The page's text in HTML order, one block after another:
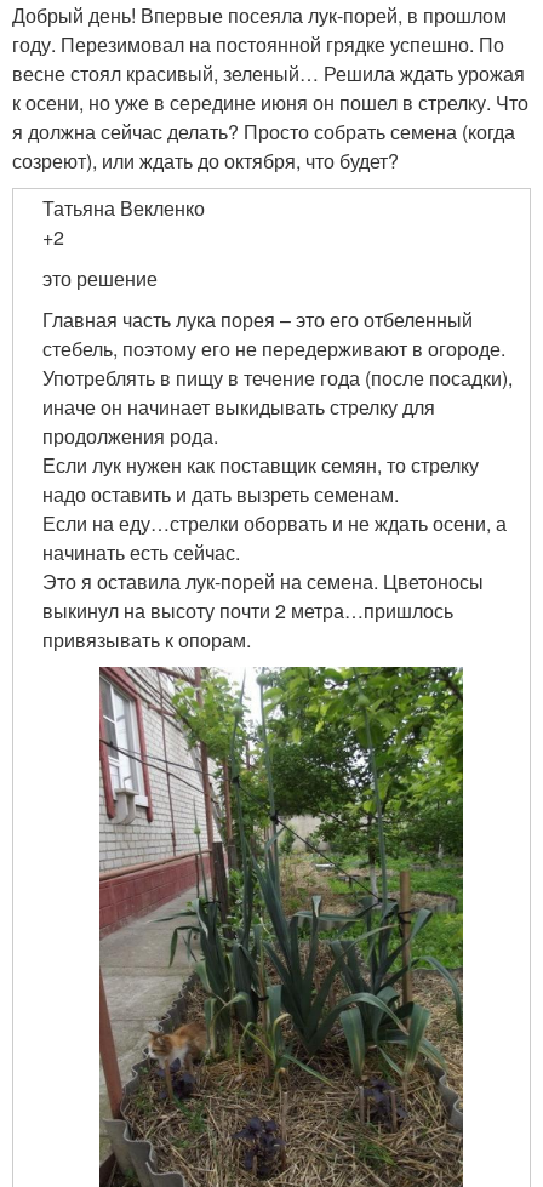
Добрый день! Впервые посеяла лук-порей, в прошлом
году. Перезимовал на постоянной грядке успешно. По
весне стоял красивый, зеленый… Решила ждать урожая
к осени, но уже в середине июня он пошел в стрелку. Что
я должна сейчас делать? Просто собрать семена (когда
созреют), или ждать до октября, что будет?
Татьяна Векленко
+2
это решение
Главная часть лука порея – это его отбеленный
стебель, поэтому его не передерживают в огороде.
Употреблять в пищу в течение года (после посадки),
иначе он начинает выкидывать стрелку для
продолжения рода.
Если лук нужен как поставщик семян, то стрелку
надо оставить и дать вызреть семенам.
Если на еду…стрелки оборвать и не ждать осени, а
начинать есть сейчас.
Это я оставила лук-порей на семена. Цветоносы
выкинул на высоту почти 2 метра…пришлось
привязывать к опорам.